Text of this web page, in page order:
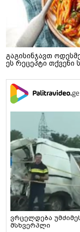
გაგისინჯავთ
ეს რეცეპტი თქვენი
ვრცელდება
მსხვერპლი